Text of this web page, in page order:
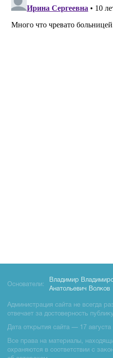
Основатели:
Владимир
Анатольевич Волков
Администрация сайта не всегда
отвечает за достоверность
Дата открытия сайта — 17 августа
Все права на материалы,
охраняются в соответствии с